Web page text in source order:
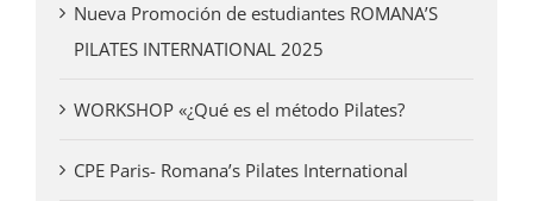
Nueva Promoción de estudiantes ROMANA’S
PILATES INTERNATIONAL 2025
WORKSHOP «¿Qué es el método Pilates?
CPE Paris- Romana’s Pilates International